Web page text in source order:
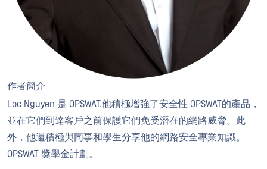
作者簡介
Loc Nguyen 是 OPSWAT.他積極增強了安全性 OPSWAT的產品，
並在它們到達客戶之前保護它們免受潛在的網路威脅。此
外，他還積極與同事和學生分享他的網路安全專業知識。
OPSWAT 獎學金計劃。